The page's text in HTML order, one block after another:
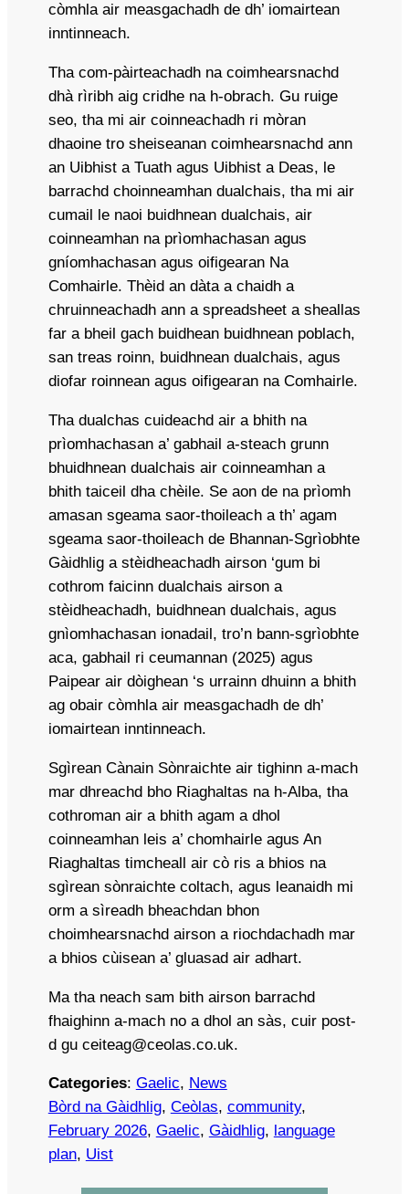
còmhla air measgachadh de dh’ iomairtean
inntinneach.
Tha com-pàirteachadh na coimhearsnachd
dhà rìribh aig cridhe na h-obrach. Gu ruige
seo, tha mi air coinneachadh ri mòran
dhaoine tro sheiseanan coimhearsnachd ann
an Uibhist a Tuath agus Uibhist a Deas, le
barrachd choinneamhan dualchais, tha mi air
cumail le naoi buidhnean dualchais, air
coinneamhan na prìomhachasan agus
gníomhachasan agus oifigearan Na
Comhairle. Thèid an dàta a chaidh a
chruinneachadh ann a spreadsheet a sheallas
far a bheil gach buidhean buidhnean poblach,
san treas roinn, buidhnean dualchais, agus
diofar roinnean agus oifigearan na Comhairle.
Tha dualchas cuideachd air a bhith na
prìomhachasan a’ gabhail a-steach grunn
bhuidhnean dualchais air coinneamhan a
bhith taiceil dha chèile. Se aon de na prìomh
amasan sgeama saor-thoileach a th’ agam
sgeama saor-thoileach de Bhannan-Sgrìobhte
Gàidhlig a stèidheachadh airson ‘gum bi
cothrom faicinn dualchais airson a
stèidheachadh, buidhnean dualchais, agus
gnìomhachasan ionadail, tro’n bann-sgrìobhte
aca, gabhail ri ceumannan (2025) agus
Paipear air dòighean ‘s urrainn dhuinn a bhith
ag obair còmhla air measgachadh de dh’
iomairtean inntinneach.
Sgìrean Cànain Sònraichte air tighinn a-mach
mar dhreachd bho Riaghaltas na h-Alba, tha
cothroman air a bhith agam a dhol
coinneamhan leis a’ chomhairle agus An
Riaghaltas timcheall air cò ris a bhios na
sgìrean sònraichte coltach, agus leanaidh mi
orm a sìreadh bheachdan bhon
choimhearsnachd airson a riochdachadh mar
a bhios cùisean a’ gluasad air adhart.
Ma tha neach sam bith airson barrachd
fhaighinn a-mach no a dhol an sàs, cuir post-
d gu ceiteag@ceolas.co.uk.
Categories: Gaelic, News
Bòrd na Gàidhlig, Ceòlas, community
February 2026, Gaelic, Gàidhlig, language
plan, Uist